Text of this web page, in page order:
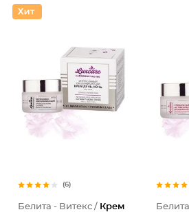
(6)
Белита - Витекс / Крем